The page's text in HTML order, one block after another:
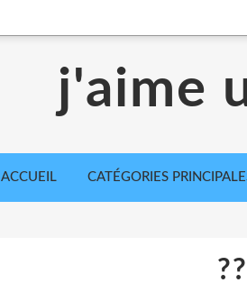
j'aime
ACCUEIL CATÉGORIES